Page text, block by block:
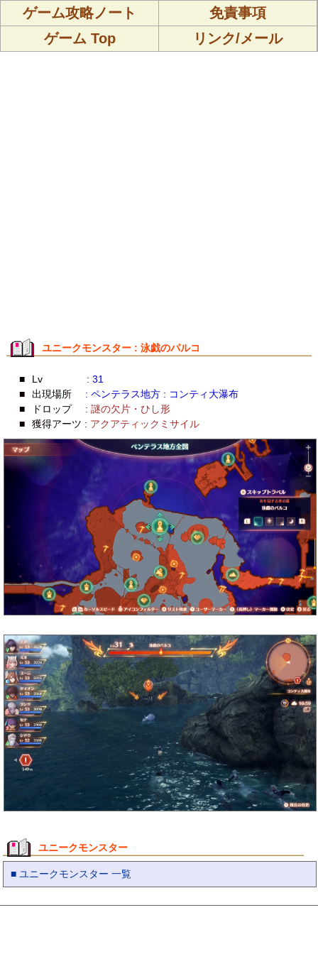
ゲーム攻略ノート
免責事項
ゲーム Top
リンク/メール
ユニークモンスター : 泳戯のパルコ
■ Lv
: 31
■
出現場所
: ペンテラス地方 : コンティ大瀑布
■
ドロップ : 謎の欠片・ひし形
■
獲得アーツ : アクアティックミサイル
ユニークモンスター
■ ユニークモンスター 一覧